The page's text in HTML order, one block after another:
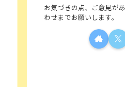
お気づきの点、ご意見が
わせまでお願いします。